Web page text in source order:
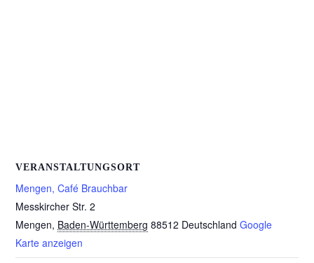
VERANSTALTUNGSORT
Mengen, Café Brauchbar
Messkircher Str. 2
Mengen, Baden-Württemberg 88512 Deutschland Google
Karte anzeigen